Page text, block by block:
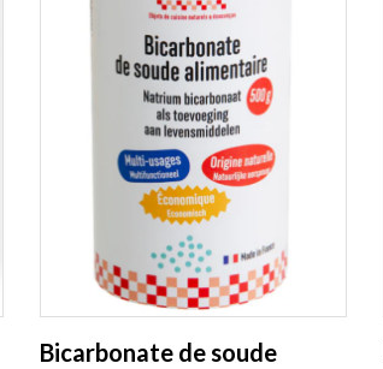
Bicarbonate de soude